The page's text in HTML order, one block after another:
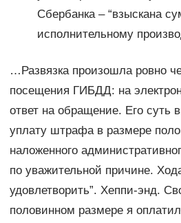
Сбербанка – “взыскана
исполнительному
…Развязка произошла ровно
посещения ГИБДД: на
ответ на обращение. Его суть
уплату штрафа в размере
наложенного
по уважительной причине.
удовлетворить”. Хеппи-энд.
половинном размере я